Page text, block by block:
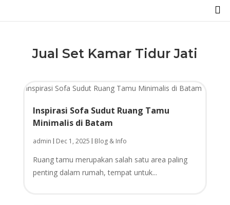

Jual Set Kamar Tidur Jati
Inspirasi Sofa Sudut Ruang Tamu
Minimalis di Batam
admin Dec 1, 2025 Blog & Info
Ruang tamu merupakan salah satu area paling
penting dalam rumah, tempat untuk...